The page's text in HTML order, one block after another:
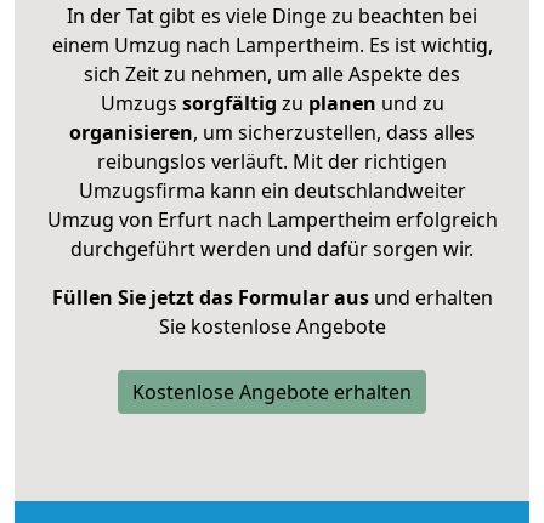
In der Tat gibt es viele Dinge zu beachten bei
einem Umzug nach Lampertheim. Es ist wichtig,
sich Zeit zu nehmen, um alle Aspekte des
Umzugs sorgfältig zu planen und zu
organisieren, um sicherzustellen, dass alles
reibungslos verläuft. Mit der richtigen
Umzugsfirma kann ein deutschlandweiter
Umzug von Erfurt nach Lampertheim erfolgreich
durchgeführt werden und dafür sorgen wir.
Füllen Sie jetzt das Formular ausund erhalten
Sie kostenlose Angebote
Kostenlose Angebote erhalten